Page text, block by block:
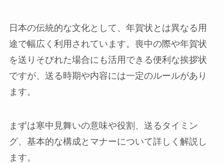
日本の伝統的な文化として、年賀状とは異なる用
途で幅広く利用されています。喪中の際や年賀状
を送りそびれた場合にも活用できる便利な挨拶状
ですが、送る時期や内容には一定のルールがあり
ます。
まずは寒中見舞いの意味や役割、送るタイミン
グ、基本的な構成とマナーについて詳しく解説し
ます。